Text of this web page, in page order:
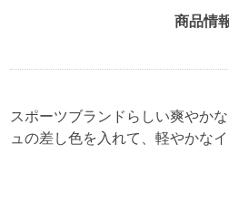
商品情
スポーツブランドらしい爽やか
ュの差し色を入れて、軽やかな